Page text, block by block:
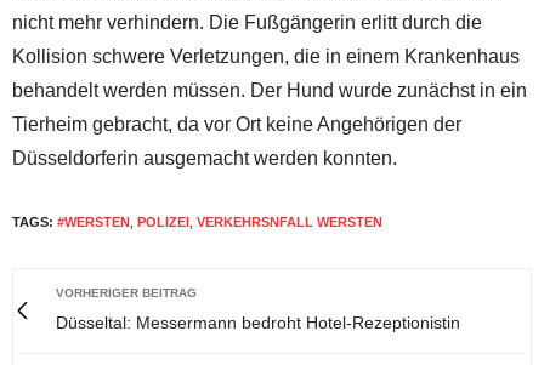
nicht mehr verhindern. Die Fußgängerin erlitt durch die
Kollision schwere Verletzungen, die in einem Krankenhaus
behandelt werden müssen. Der Hund wurde zunächst in ein
Tierheim gebracht, da vor Ort keine Angehörigen der
Düsseldorferin ausgemacht werden konnten.
TAGS: #WERSTEN POLIZEI VERKEHRSNFALL WERSTEN
VORHERIGER BEITRAG
Düsseltal: Messermann bedroht Hotel-Rezeptionistin